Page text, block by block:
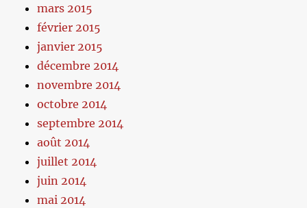
mars 2015
février 2015
janvier 2015
décembre 2014
novembre 2014
octobre 2014
septembre 2014
août 2014
juillet 2014
juin 2014
mai 2014